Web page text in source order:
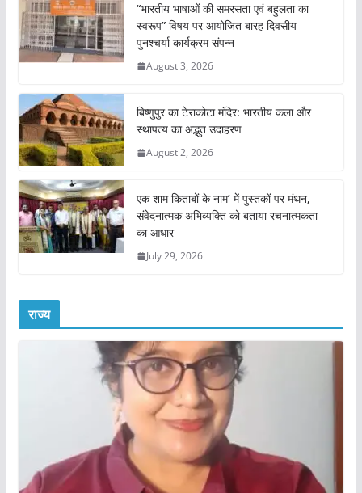
“भारतीय भाषाओं की समरसता एवं बहुलता का
स्वरूप” विषय पर आयोजित बारह दिवसीय
पुनश्चर्या कार्यक्रम संपन्न
August 3, 2026
बिष्णुपुर का टेराकोटा मंदिर: भारतीय कला और
स्थापत्य का अद्भुत उदाहरण
August 2, 2026
एक शाम किताबों के नाम’ में पुस्तकों पर मंथन,
संवेदनात्मक अभिव्यक्ति को बताया रचनात्मकता
का आधार
July 29, 2026
राज्य